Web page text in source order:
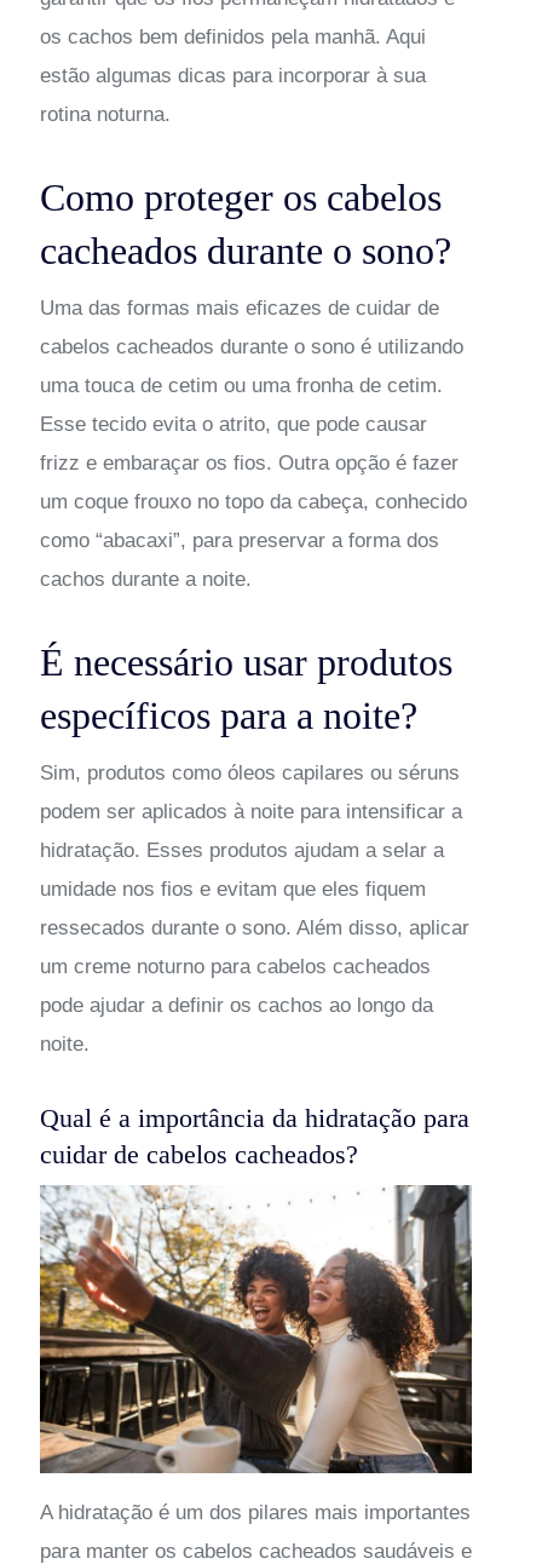
os cachos bem definidos pela manhã. Aqui
estão algumas dicas para incorporar à sua
rotina noturna.
Como proteger os cabelos
cacheados durante o sono?
Uma das formas mais eficazes de cuidar de
cabelos cacheados durante o sono é utilizando
uma touca de cetim ou uma fronha de cetim.
Esse tecido evita o atrito, que pode causar
frizz e embaraçar os fios. Outra opção é fazer
um coque frouxo no topo da cabeça, conhecido
como “abacaxi”, para preservar a forma dos
cachos durante a noite.
É necessário usar produtos
específicos para a noite?
Sim, produtos como óleos capilares ou séruns
podem ser aplicados à noite para intensificar a
hidratação. Esses produtos ajudam a selar a
umidade nos fios e evitam que eles fiquem
ressecados durante o sono. Além disso, aplicar
um creme noturno para cabelos cacheados
pode ajudar a definir os cachos ao longo da
noite.
Qual é a importância da hidratação para
cuidar de cabelos cacheados?
A hidratação é um dos pilares mais importantes
para manter os cabelos cacheados saudáveis e